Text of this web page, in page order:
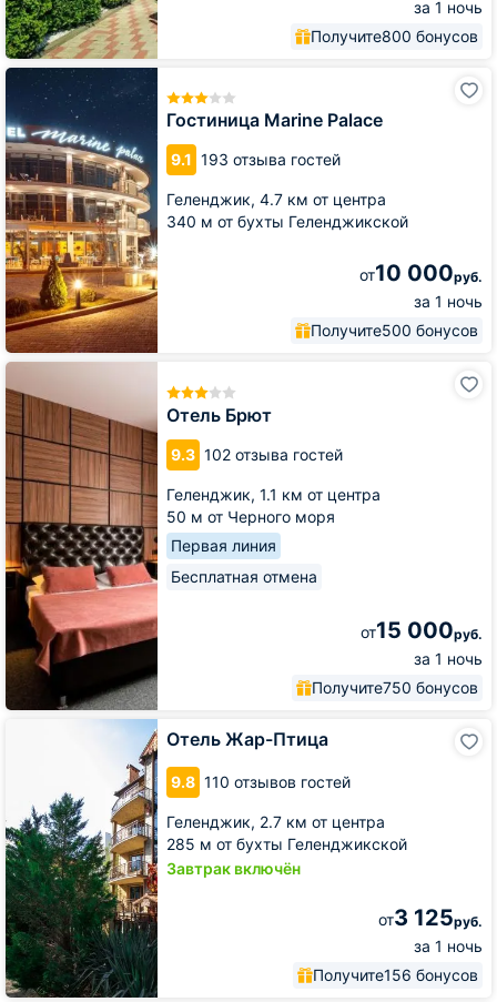
за 1 ночь
Получите800 бонусов
Гостиница Marine Palace
9.1 193 отзыва гостей
Геленджик, 4.7 км от центра
340 м от бухты Геленджикской
от10 000руб.
за 1 ночь
Получите500 бонусов
Гостиница
Marine
Palace
Отель Брют
9.3 102 отзыва гостей
Геленджик, 1.1 км от центра
50 м от Черного моря
Первая линия
Бесплатная отмена
от15 000руб.
за 1 ночь
Получите750 бонусов
Отель
Брют
Отель Жар-Птица
9.8 110 отзывов гостей
Геленджик, 2.7 км от центра
285 м от бухты Геленджикской
Завтрак включён
от3 125руб.
за 1 ночь
Получите156 бонусов